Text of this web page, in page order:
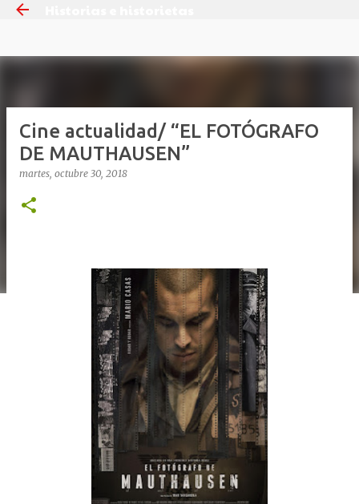
Cine actualidad/ “EL FOTÓGRAFO
DE MAUTHAUSEN”
martes, octubre 30, 2018